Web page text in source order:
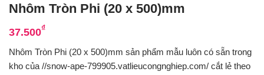
Nhôm Tròn Phi (20 x 500)mm
37.500₫
Nhôm Tròn Phi (20 x 500)mm sản phẩm mẫu luôn có sẵn trong
kho của //snow-ape-799905.vatlieucongnghiep.com/ cắt lẻ theo